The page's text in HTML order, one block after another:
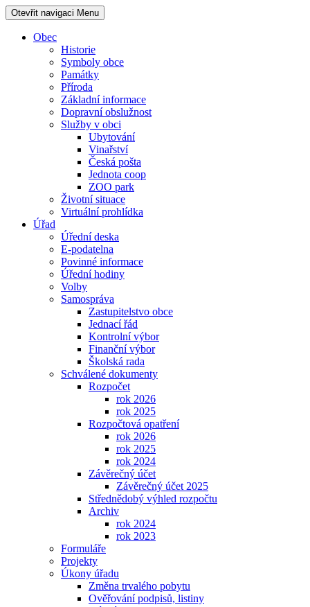
Otevřit navigaci Menu
Obec
Historie
Symboly obce
Památky
Příroda
Základní informace
Dopravní obslužnost
Služby v obci
Ubytování
Vinařství
Česká pošta
Jednota coop
ZOO park
Životní situace
Virtuální prohlídka
Úřad
Úřední deska
E-podatelna
Povinné informace
Úřední hodiny
Volby
Samospráva
Zastupitelstvo obce
Jednací řád
Kontrolní výbor
Finanční výbor
Školská rada
Schválené dokumenty
Rozpočet
rok 2026
rok 2025
Rozpočtová opatření
rok 2026
rok 2025
rok 2024
Závěrečný účet
Závěrečný účet 2025
Střednědobý výhled rozpočtu
Archiv
rok 2024
rok 2023
Formuláře
Projekty
Úkony úřadu
Změna trvalého pobytu
Ověřování podpisů, listiny